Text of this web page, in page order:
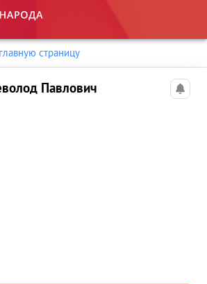
страницу
Павлович